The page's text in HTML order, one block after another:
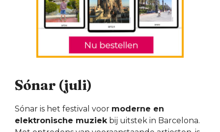
Sónar (juli)
Sónar is het festival voor moderne en
elektronische muziekbij uitstek in Barcelona.